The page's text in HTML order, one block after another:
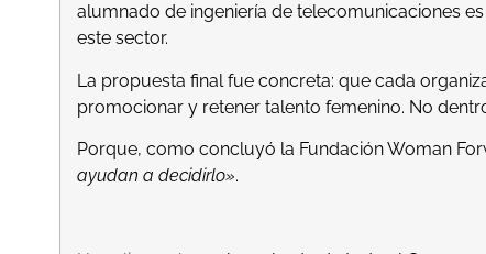
alumnado de ingeniería de telecomunicaciones
este sector.
La propuesta final fue concreta: que cada
promocionar y retener talento femenino. No
Porque, como concluyó la Fundación Woman
ayudan a decidirlo».